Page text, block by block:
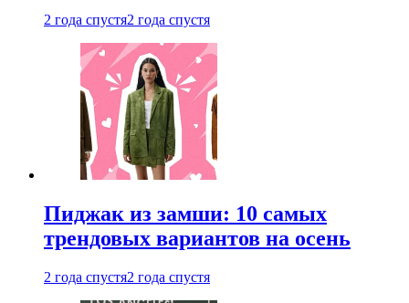
2 года спустя2 года спустя
Пиджак из замши: 10 самых
трендовых вариантов на осень
2 года спустя2 года спустя